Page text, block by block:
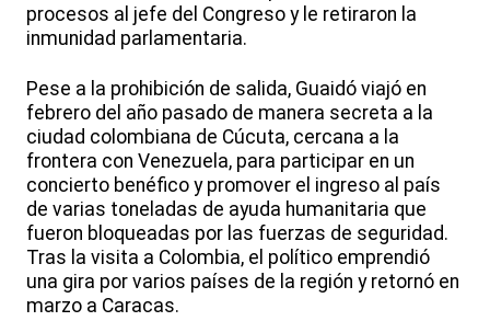
procesos al jefe del Congreso y le retiraron la
inmunidad parlamentaria.
Pese a la prohibición de salida, Guaidó viajó en
febrero del año pasado de manera secreta a la
ciudad colombiana de Cúcuta, cercana a la
frontera con Venezuela, para participar en un
concierto benéfico y promover el ingreso al país
de varias toneladas de ayuda humanitaria que
fueron bloqueadas por las fuerzas de seguridad.
Tras la visita a Colombia, el político emprendió
una gira por varios países de la región y retornó en
marzo a Caracas.